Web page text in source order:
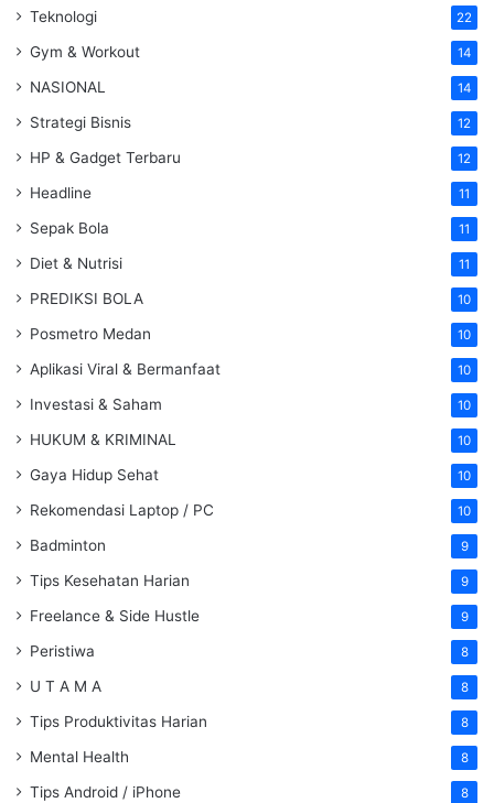
Teknologi 22
Gym & Workout 14
NASIONAL 14
Strategi Bisnis 12
HP & Gadget Terbaru 12
Headline 11
Sepak Bola 11
Diet & Nutrisi 11
PREDIKSI BOLA 10
Posmetro Medan 10
Aplikasi Viral & Bermanfaat 10
Investasi & Saham 10
HUKUM & KRIMINAL 10
Gaya Hidup Sehat 10
Rekomendasi Laptop / PC 10
Badminton 9
Tips Kesehatan Harian 9
Freelance & Side Hustle 9
Peristiwa 8
U T A M A 8
Tips Produktivitas Harian 8
Mental Health 8
Tips Android / iPhone 8